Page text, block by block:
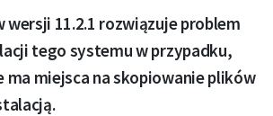
wersji 11.2.1 rozwiązuje problem
tego systemu w przypadku,
ma miejsca na skopiowanie plików